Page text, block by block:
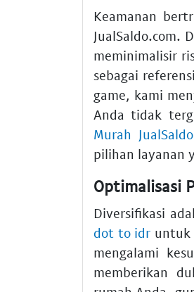
Keamanan
JualSaldo.com.
meminimalisir
sebagai
game, kami
Anda tidak
Murah JualSaldo
pilihan layanan
Optimalisasi
Diversifikasi
dot to idr untuk
mengalami
memberikan